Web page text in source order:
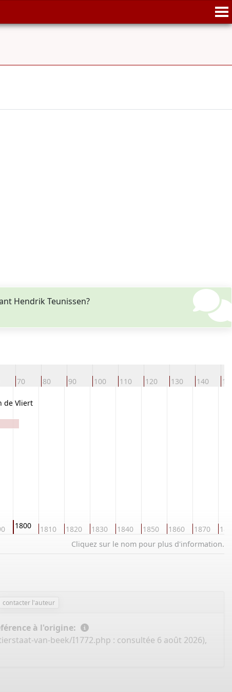
Hendrik Teunissen?
70 80 90 100 110 120 130 140
1800 1810 1820 1830 1840 1850 1860 1870
de Vliert
Cliquez sur le nom pour plus d'information.
contacter l'auteur
à l'origine:
van-beek/I1772.php : consultée 6 août 2026),